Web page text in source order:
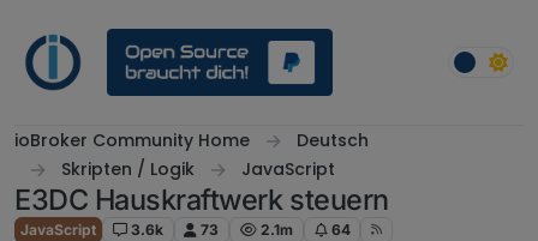
ioBroker Community Home
Deutsch
Skripten / Logik
JavaScript
E3DC Hauskraftwerk steuern
JavaScript 3.6k 73 2.1m 64